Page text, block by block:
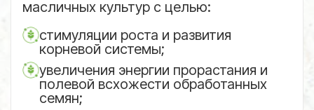
масличных культур с целью:
стимуляции роста и развития
корневой системы;
увеличения энергии прорастания и
полевой всхожести обработанных
семян;